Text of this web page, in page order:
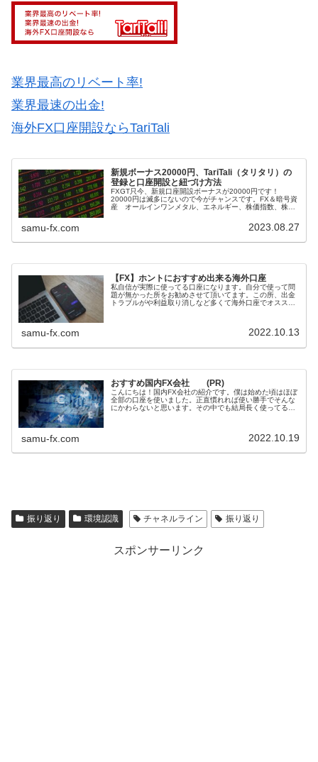
業界最高のリベート率!
業界最速の出金!
海外FX口座開設ならTariTali
新規ボーナス20000円、TariTali（タリタリ）の
登録と口座開設と紐づけ方法
FXGT只今、新規口座開設ボーナスが20000円です！
20000円は滅多にないので今がチャンスです。FX＆暗号資
産 オールインワンメタル、エネルギー、株価指数、株式
samu-fx.com 2023.08.27
【FX】ホントにおすすめ出来る海外口座
私自信が実際に使ってる口座になります。自分で使って問
題が無かった所をお勧めさせて頂いてます。この所、出金
トラブルがや利益取り消しなど多くて海外口座でオススメ
samu-fx.com 2022.10.13
おすすめ国内FX会社 (PR)
こんにちは！国内FX会社の紹介です。僕は始めた頃はほぼ
全部の口座を使いました。正直慣れれば使い勝手でそんな
にかわらないと思います。その中でも結局長く使ってる会
samu-fx.com 2022.10.19
振り返り 環境認識 チャネルライン 振り返り
スポンサーリンク